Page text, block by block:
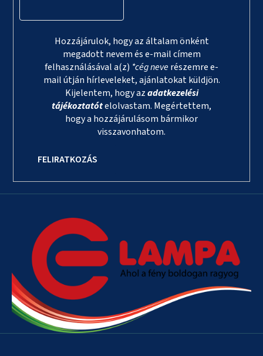
Hozzájárulok, hogy az általam önként
megadott nevem és e-mail címem
felhasználásával a(z) *cég neverészemre e-
mail útján hírleveleket, ajánlatokat küldjön.
Kijelentem, hogy azadatkezelési
tájékoztatótelolvastam. Megértettem,
hogy a hozzájárulásom bármikor
visszavonhatom.
FELIRATKOZÁS